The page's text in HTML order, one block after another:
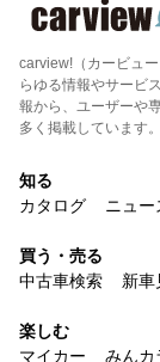
carview!（カービュ
らゆる情報やサービ
報から、ユーザーや
多く掲載しています。
知る
カタログ
ニュー
買う・売る
中古車検索
新車
楽しむ
マイカー
みんカ